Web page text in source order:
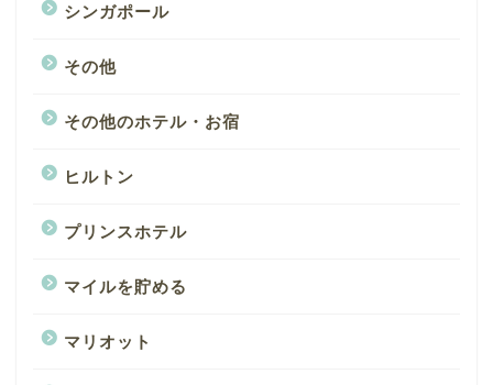
シンガポール
その他
その他のホテル・お宿
ヒルトン
プリンスホテル
マイルを貯める
マリオット